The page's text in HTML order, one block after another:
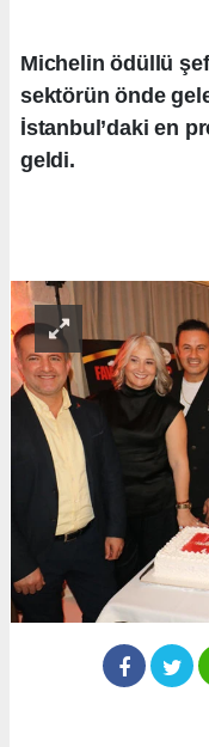
Michelin ödüllü
sektörün önde
İstanbul’daki en
geldi.